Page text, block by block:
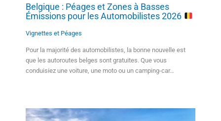
Belgique : Péages et Zones à Basses
Émissions pour les Automobilistes 2026
Vignettes et Péages
Pour la majorité des automobilistes, la bonne nouvelle est
que les autoroutes belges sont gratuites. Que vous
conduisiez une voiture, une moto ou un camping-car…